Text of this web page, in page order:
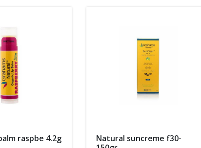
raspbe 4.2g
natural suncreme f30-